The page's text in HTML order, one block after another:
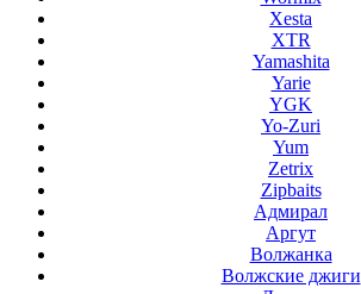
Xesta
XTR
Yamashita
Yarie
YGK
Yo-Zuri
Yum
Zetrix
Zipbaits
Адмирал
Аргут
Волжанка
Волжские джиги